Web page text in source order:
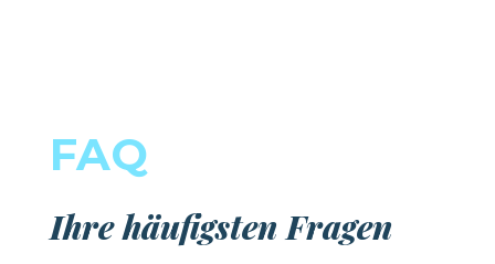
FAQ
Ihre häufigsten Fragen